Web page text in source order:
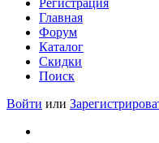
Регистрация
Главная
Форум
Каталог
Скидки
Поиск
Войти или